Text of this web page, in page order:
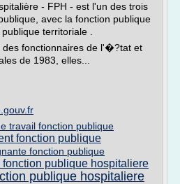
- FPH - est l'un des trois
avec la fonction publique
territoriale .
des fonctionnaires de l'�?tat et
de 1983, elles...
travail fonction publique
fonction publique
fonction publique
fonction publique hospitaliere
publique hospitaliere